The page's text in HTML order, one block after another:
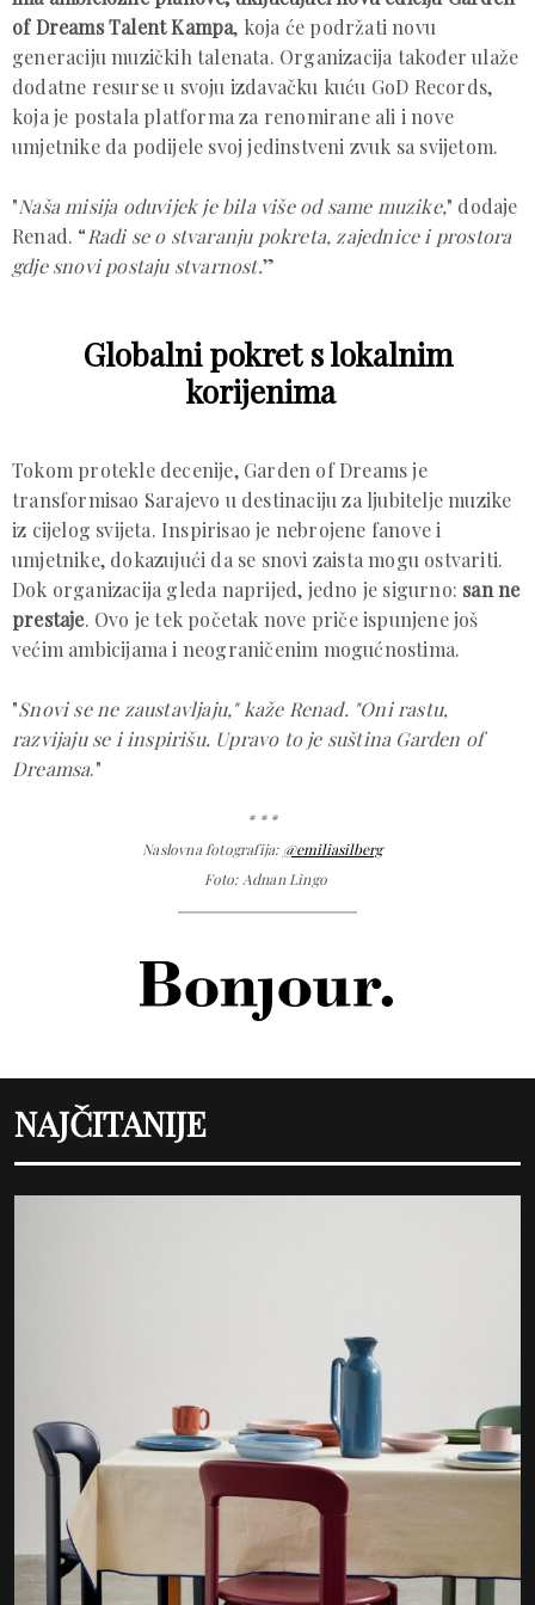
of Dreams Talent Kampa, koja će podržati novu
generaciju muzičkih talenata. Organizacija također ulaže
dodatne resurse u svoju izdavačku kuću GoD Records,
koja je postala platforma za renomirane ali i nove
umjetnike da podijele svoj jedinstveni zvuk sa svijetom.
"Naša misija oduvijek je bila više od same muzike," dodaje
Renad. “Radi se o stvaranju pokreta, zajednice i prostora
gdje snovi postaju stvarnost.”
Globalni pokret s lokalnim
korijenima
Tokom protekle decenije, Garden of Dreams je
transformisao Sarajevo u destinaciju za ljubitelje muzike
iz cijelog svijeta. Inspirisao je nebrojene fanove i
umjetnike, dokazujući da se snovi zaista mogu ostvariti.
Dok organizacija gleda naprijed, jedno je sigurno: san ne
prestaje. Ovo je tek početak nove priče ispunjene još
većim ambicijama i neograničenim mogućnostima.
"Snovi se ne zaustavljaju," kaže Renad. "Oni rastu,
razvijaju se i inspirišu. Upravo to je suština Garden of
Dreamsa."
* * *
Naslovna fotografija: @emiliasilberg
Foto: Adnan Lingo
NAJČITANIJE